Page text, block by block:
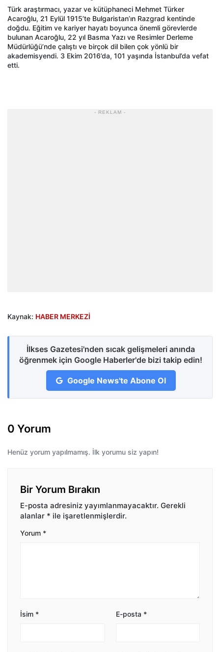
Türk araştırmacı, yazar ve kütüphaneci Mehmet Türker
Acaroğlu, 21 Eylül 1915’te Bulgaristan’ın Razgrad kentinde
doğdu. Eğitim ve kariyer hayatı boyunca önemli görevlerde
bulunan Acaroğlu, 22 yıl Basma Yazı ve Resimler Derleme
Müdürlüğü’nde çalıştı ve birçok dil bilen çok yönlü bir
akademisyendi. 3 Ekim 2016’da, 101 yaşında İstanbul’da vefat
etti.
- REKLAM -
Kaynak: HABER MERKEZİ
İlkses Gazetesi'nden sıcak gelişmeleri anında
öğrenmek için Google Haberler'de bizi takip edin!
Google News'te Abone Ol
0 Yorum
Henüz yorum yapılmamış. İlk yorumu siz yapın!
Bir Yorum Bırakın
E-posta adresiniz yayımlanmayacaktır. Gerekli
alanlar * ile işaretlenmişlerdir.
Yorum *
İsim * E-posta *